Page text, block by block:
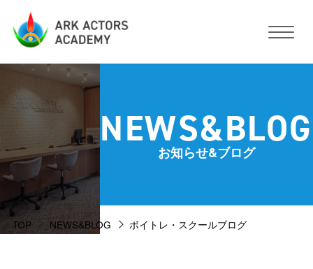
アークアクターズアカデミーについて
コース・予約方法・料金
活動サポート
NEWS&BLOG
お知らせ&ブログ
TOP NEWS&BLOG ボイトレ・スクールブログ